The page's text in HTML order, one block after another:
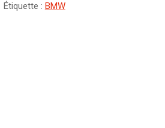
Étiquette : BMW